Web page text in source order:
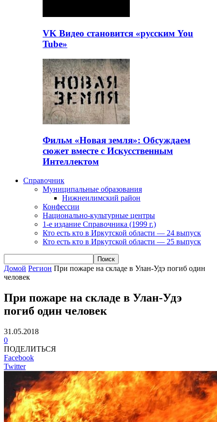
VK Видео становится «русским You
Tube»
Фильм «Новая земля»: Обсуждаем
сюжет вместе с Искусственным
Интеллектом
Справочник
Муниципальные образования
Нижнеилимский район
Конфессии
Национально-культурные центры
1-е издание Справочника (1999 г.)
Кто есть кто в Иркутской области — 24 выпуск
Кто есть кто в Иркутской области — 25 выпуск
Домой Регион При пожаре на складе в Улан-Удэ погиб один
человек
При пожаре на складе в Улан-Удэ
погиб один человек
31.05.2018
0
ПОДЕЛИТЬСЯ
Facebook
Twitter